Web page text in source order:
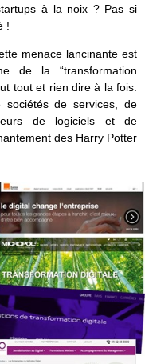
à la noix ? Pas si
!
menace lancinante est
de la “transformation
tout et rien dire à la fois.
sociétés de services, de
de logiciels et de
des Harry Potter